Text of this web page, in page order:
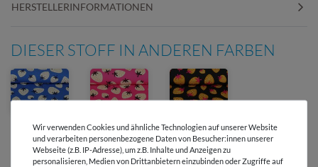
HERSTELLERINFORMATIONEN
DIESER STOFF IN ANDEREN FARBEN
Wir verwenden Cookies und ähnliche Technologien auf unserer Website
und verarbeiten personenbezogene Daten von Besucher:innen unserer
Webseite (z.B. IP-Adresse), um z.B. Inhalte und Anzeigen zu
personalisieren, Medien von Drittanbietern einzubinden oder Zugriffe auf